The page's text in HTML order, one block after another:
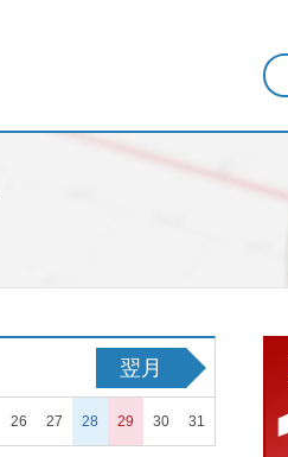
翌月
26 27 28 29 30 31